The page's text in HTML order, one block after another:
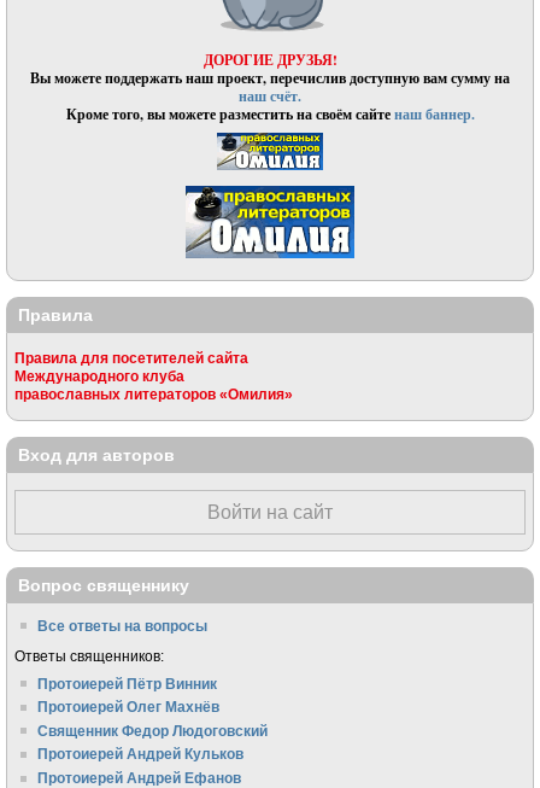
ДОРОГИЕ ДРУЗЬЯ!
Вы можете поддержать наш проект, перечислив доступную вам сумму на
наш счёт.
Кроме того, вы можете разместить на своём сайтенаш баннер.
Правила
Правила для посетителей сайта
Международного клуба
православных литераторов «Омилия»
Вход для авторов
Войти на сайт
Вопрос священнику
Все ответы на вопросы
Ответы священников:
Протоиерей Пётр Винник
Протоиерей Олег Махнёв
Священник Федор Людоговский
Протоиерей Андрей Кульков
Протоиерей Андрей Ефанов